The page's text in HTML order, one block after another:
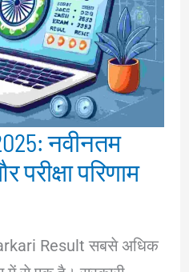
नवीनतम
परिणाम
Result सबसे अधिक